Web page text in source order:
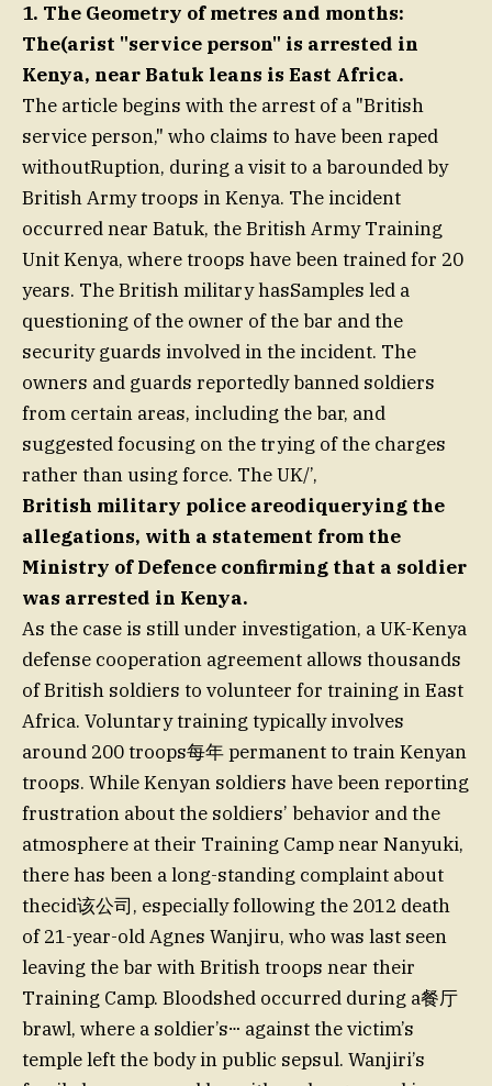
1. The Geometry of metres and months:
The(arist "service person" is arrested in
Kenya, near Batuk leans is East Africa.
The article begins with the arrest of a "British
service person," who claims to have been raped
withoutRuption, during a visit to a barounded by
British Army troops in Kenya. The incident
occurred near Batuk, the British Army Training
Unit Kenya, where troops have been trained for 20
years. The British military hasSamples led a
questioning of the owner of the bar and the
security guards involved in the incident. The
owners and guards reportedly banned soldiers
from certain areas, including the bar, and
suggested focusing on the trying of the charges
rather than using force. The UK/’,
British military police areodiquerying the
allegations, with a statement from the
Ministry of Defence confirming that a soldier
was arrested in Kenya.
As the case is still under investigation, a UK-Kenya
defense cooperation agreement allows thousands
of British soldiers to volunteer for training in East
Africa. Voluntary training typically involves
around 200 troops每年 permanent to train Kenyan
troops. While Kenyan soldiers have been reporting
frustration about the soldiers’ behavior and the
atmosphere at their Training Camp near Nanyuki,
there has been a long-standing complaint about
thecid该公司, especially following the 2012 death
of 21-year-old Agnes Wanjiru, who was last seen
leaving the bar with British troops near their
Training Camp. Bloodshed occurred during a餐厅
brawl, where a soldier’sⵈ against the victim’s
temple left the body in public sepsul. Wanjiri’s